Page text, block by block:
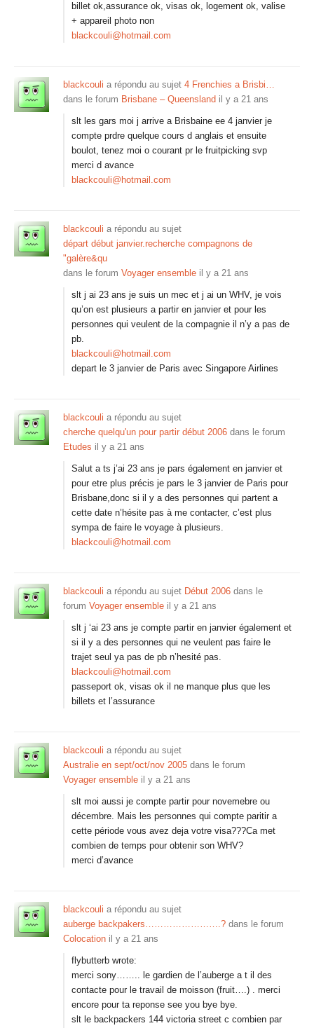
billet ok,assurance ok, visas ok, logement ok, valise
+ appareil photo non
blackcouli@hotmail.com
blackcouli a répondu au sujet 4 Frenchies a Brisbi…
dans le forum Brisbane – Queensland il y a 21 ans
slt les gars moi j arrive a Brisbaine ee 4 janvier je
compte prdre quelque cours d anglais et ensuite
boulot, tenez moi o courant pr le fruitpicking svp
merci d avance
blackcouli@hotmail.com
blackcouli a répondu au sujet
départ début janvier.recherche compagnons de
"galère&qu
dans le forum Voyager ensemble il y a 21 ans
slt j ai 23 ans je suis un mec et j ai un WHV, je vois
qu’on est plusieurs a partir en janvier et pour les
personnes qui veulent de la compagnie il n’y a pas de
pb.
blackcouli@hotmail.com
depart le 3 janvier de Paris avec Singapore Airlines
blackcouli a répondu au sujet
cherche quelqu'un pour partir début 2006 dans le forum
Etudes il y a 21 ans
Salut a ts j’ai 23 ans je pars également en janvier et
pour etre plus précis je pars le 3 janvier de Paris pour
Brisbane,donc si il y a des personnes qui partent a
cette date n’hésite pas à me contacter, c’est plus
sympa de faire le voyage à plusieurs.
blackcouli@hotmail.com
blackcouli a répondu au sujet Début 2006 dans le
forum Voyager ensemble il y a 21 ans
slt j ‘ai 23 ans je compte partir en janvier également et
si il y a des personnes qui ne veulent pas faire le
trajet seul ya pas de pb n’hesité pas.
blackcouli@hotmail.com
passeport ok, visas ok il ne manque plus que les
billets et l’assurance
blackcouli a répondu au sujet
Australie en sept/oct/nov 2005 dans le forum
Voyager ensemble il y a 21 ans
slt moi aussi je compte partir pour novemebre ou
décembre. Mais les personnes qui compte paritir a
cette période vous avez deja votre visa???Ca met
combien de temps pour obtenir son WHV?
merci d’avance
blackcouli a répondu au sujet
auberge backpakers…………………….? dans le forum
Colocation il y a 21 ans
flybutterb wrote:
merci sony…….. le gardien de l’auberge a t il des
contacte pour le travail de moisson (fruit….) . merci
encore pour ta reponse see you bye bye.
slt le backpackers 144 victoria street c combien par